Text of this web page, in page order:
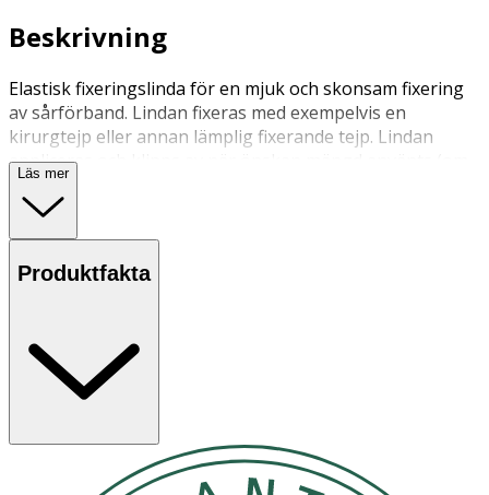
Beskrivning
Elastisk fixeringslinda för en mjuk och skonsam fixering
av sårförband. Lindan fixeras med exempelvis en
kirurgtejp eller annan lämplig fixerande tejp. Lindan
appliceras och klipps av när önskan mängd använts (om
man inte använder hela lindan vid en och samma
applicering).
· Snabb och enkel fixering av exempelvis förband
· Elastisk linda vilket underlättar applicering även
på rörliga kroppsdelar
Familj - bra produkt att ha hemma för att fixera förband
om man väljer ett förband utan häftkant.
Läs mer
Produktfakta